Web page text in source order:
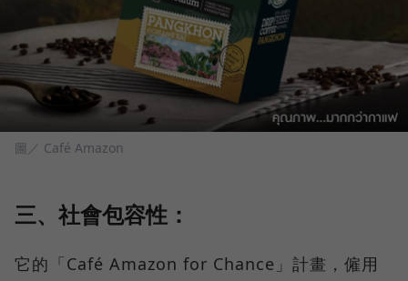
圖／ Café Amazon
三、社會包容性：
它的「Café Amazon for Chance」計畫，僱用